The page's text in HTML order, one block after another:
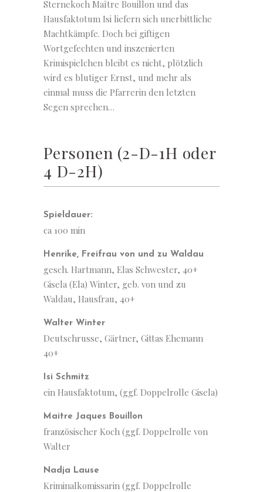
Sternekoch Maître Bouillon und das
Hausfaktotum Isi liefern sich unerbittliche
Machtkämpfe. Doch bei giftigen
Wortgefechten und inszenierten
Krimispielchen bleibt es nicht, plötzlich
wird es blutiger Ernst, und mehr als
einmal muss die Pfarrerin den letzten
Segen sprechen…
Personen (2-D-1H oder
4 D-2H)
Spieldauer:
ca 100 min
Henrike, Freifrau von und zu Waldau
gesch. Hartmann, Elas Schwester, 40+
Gisela (Ela) Winter, geb. von und zu
Waldau, Hausfrau, 40+
Walter Winter
Deutschrusse, Gärtner, Gittas Ehemann
40+
Isi Schmitz
ein Hausfaktotum, (ggf. Doppelrolle Gisela)
Maitre Jaques Bouillon
französischer Koch (ggf. Doppelrolle von
Walter
Nadja Lause
Kriminalkomissarin (ggf. Doppelrolle